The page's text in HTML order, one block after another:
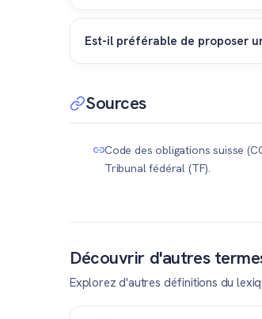
Si vous changez d'avis ou que le
Registre foncier, conformément
Est-il préférable de proposer
résiliation garantit une date de
Sources
Code des obligations suisse
Tribunal fédéral (TF).
Découvrir d'autres
Explorez d'autres définitions du